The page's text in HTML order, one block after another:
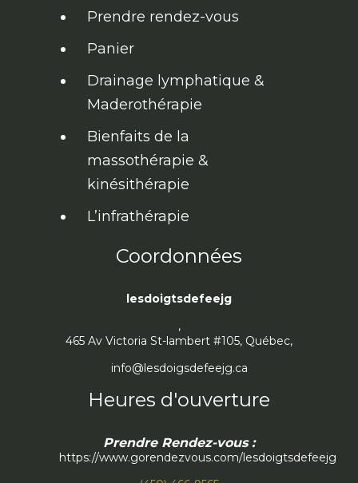
Prendre rendez-vous
Panier
Drainage lymphatique &
Maderothérapie
Bienfaits de la
massothérapie &
kinésithérapie
L’infrathérapie
Coordonnées
lesdoigtsdefeejg
,
465 Av Victoria St-lambert #105, Québec,
info@lesdoigsdefeejg.ca
Heures d'ouverture
Prendre Rendez-vous :
https://www.gorendezvous.com/lesdoigtsdefeejg